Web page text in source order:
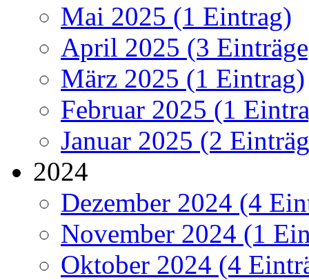
Mai 2025 (1 Eintrag)
April 2025 (3
März 2025 (1 Eintrag)
Februar 2025 (1
Januar 2025 (2
2024
Dezember 2024 (4
November 2024 (1
Oktober 2024 (4